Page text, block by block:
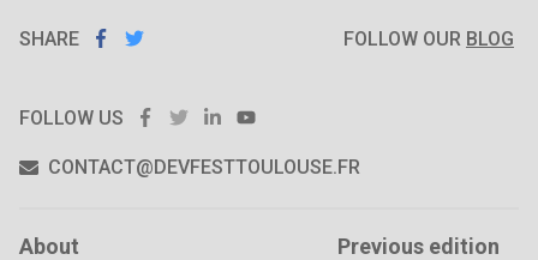
SHARE
SHARE ON
FACEBOOK
FOLLOW OUR BLOG
FOLLOW US FACEBOOK
TWITTERLINKEDIN
CONTACT@DEVFESTTOULOUSE.FR
About Previous edition